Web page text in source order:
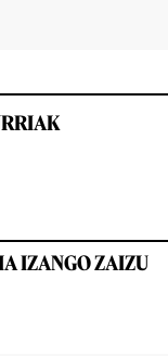
IZANGO ZAIZU